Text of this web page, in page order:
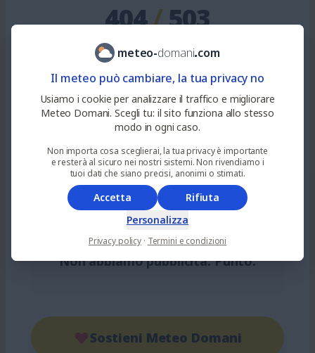
404/503
Pagina non trovata... o server fuso!
Dal 2024 offriamo previsioni meteo
. Siamo passati da poche
migliaia amilioni di visite mensili. A
volte, semplicemente, l'indirizzo è
sbagliato... altre voltei nostri
server finiscono le risorse!
Non abbiamo pubblicità. Punto.
Sostieni Meteo Domani
meteo-domani.com
Il meteo può cambiare, la tua privacy no
Usiamo i cookie per analizzare il traffico e migliorare
Meteo Domani. Scegli tu: il sito funziona allo stesso
modo in ogni caso.
Non importa cosa sceglierai, la tua privacy è importante
e resterà al sicuro nei nostri sistemi. Non rivendiamo i
tuoi dati che siano precisi, anonimi o stimati.
Accetta
Rifiuta
Personalizza
Privacy policy · Termini e condizioni